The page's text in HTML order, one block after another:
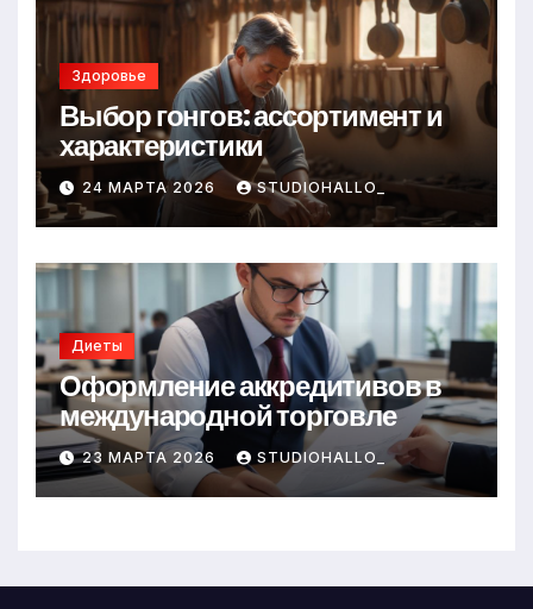
Здоровье
Выбор гонгов: ассортимент и
характеристики
24 МАРТА 2026 STUDIOHALLO_
Диеты
Оформление аккредитивов в
международной торговле
23 МАРТА 2026 STUDIOHALLO_